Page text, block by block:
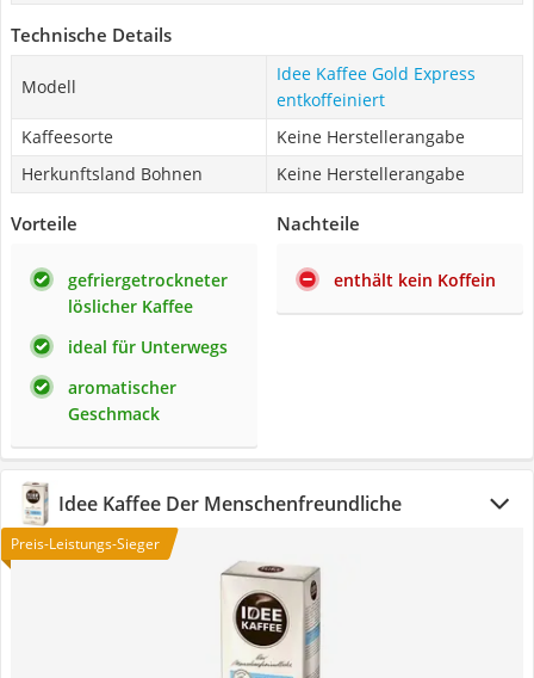
Technische Details
Modell
Idee Kaffee Gold Express
entkoffeiniert
Kaffeesorte
Keine Herstellerangabe
Herkunftsland Bohnen
Keine Herstellerangabe
Vorteile
gefriergetrockneter
löslicher Kaffee
ideal für Unterwegs
aromatischer
Geschmack
Nachteile
enthält kein Koffein
Idee Kaffee Der Menschenfreundliche
Preis-Leistungs-Sieger